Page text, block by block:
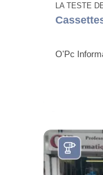
LA TESTE
O'Pc